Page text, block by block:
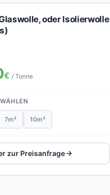
oder Isolierwolle
€ / Tonne
7m³ 10m³
zur Preisanfrage